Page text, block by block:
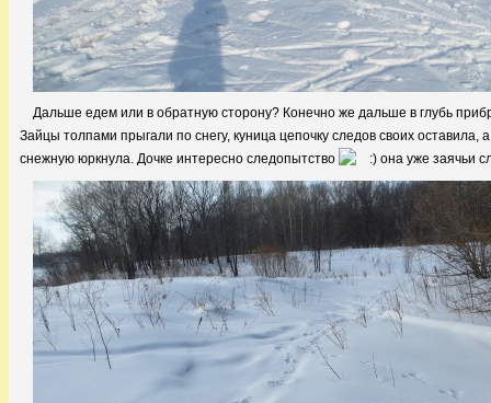
Дальше едем или в обратную сторону? Конечно же дальше в глубь
Зайцы толпами прыгали по снегу, куница цепочку следов своих
снежную юркнула. Дочке интересно следопытство
она уже заячьи